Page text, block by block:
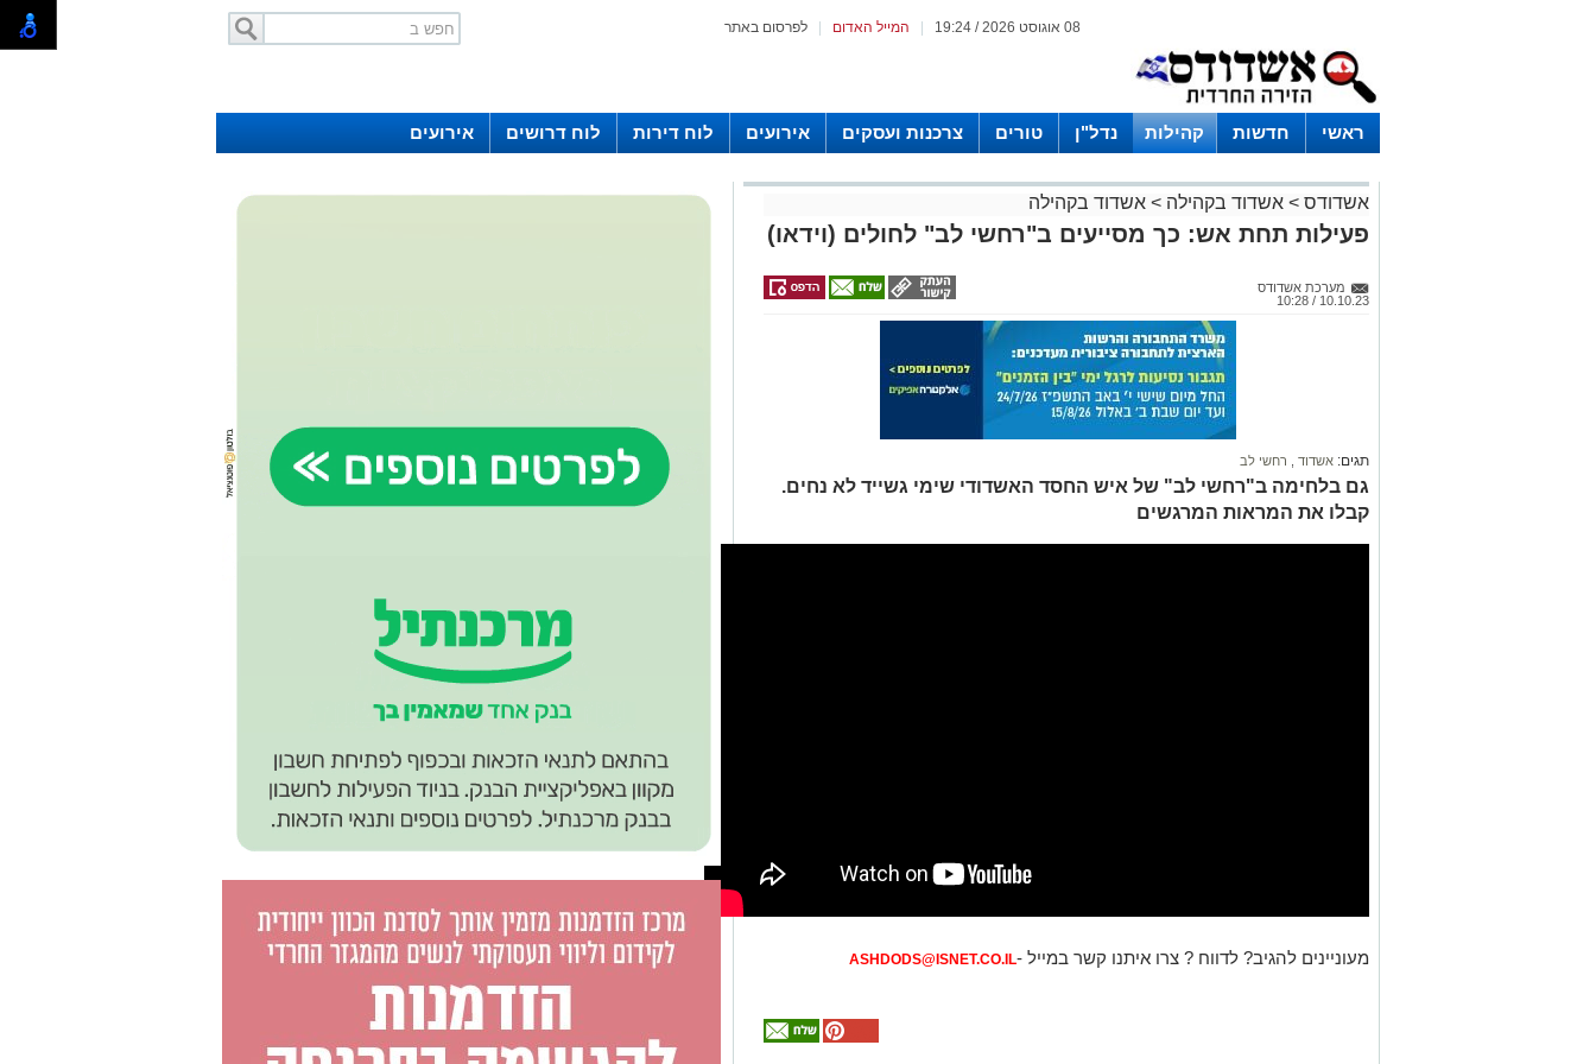
לפרסום באתר המייל האדום 08 אוגוסט 2026 / 19:24
ראשי חדשות קהילות נדל"ן טורים צרכנות ועסקים אירועים לוח דירות לוח דרושים אירועים
אשדודס > אשדוד בקהילה > אשדוד בקהילה
פעילות תחת אש: כך מסייעים ב"רחשי לב" לחולים (וידאו)
מערכת אשדודס
10.10.23 / 10:28
תגים: אשדוד רחשי לב
גם בלחימה ב"רחשי לב" של איש החסד האשדודי שימי גשייד לא נחים.
קבלו את המראות המרגשים
מעוניינים להגיב? לדווח ? צרו איתנו קשר במייל -ASHDODS@ISNET.CO.IL